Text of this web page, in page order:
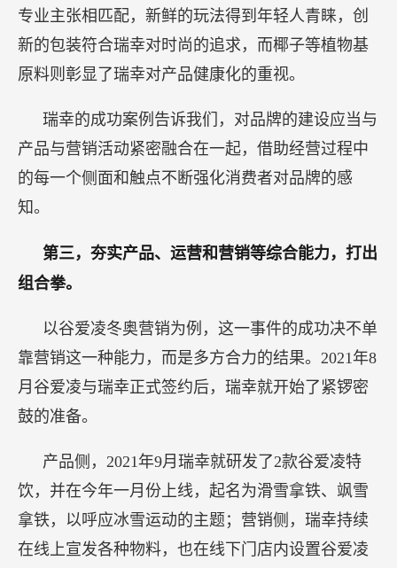
专业主张相匹配，新鲜的玩法得到年轻人青睐，创
新的包装符合瑞幸对时尚的追求，而椰子等植物基
原料则彰显了瑞幸对产品健康化的重视。
瑞幸的成功案例告诉我们，对品牌的建设应当与
产品与营销活动紧密融合在一起，借助经营过程中
的每一个侧面和触点不断强化消费者对品牌的感
知。
第三，夯实产品、运营和营销等综合能力，打出
组合拳。
以谷爱凌冬奥营销为例，这一事件的成功决不单
靠营销这一种能力，而是多方合力的结果。2021年8
月谷爱凌与瑞幸正式签约后，瑞幸就开始了紧锣密
鼓的准备。
产品侧，2021年9月瑞幸就研发了2款谷爱凌特
饮，并在今年一月份上线，起名为滑雪拿铁、飒雪
拿铁，以呼应冰雪运动的主题；营销侧，瑞幸持续
在线上宣发各种物料，也在线下门店内设置谷爱凌